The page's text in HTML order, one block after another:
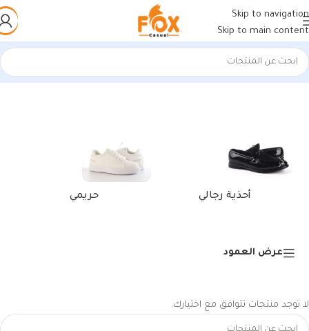
Skip to navigation
Skip to main content
الرئيسية/منتجات تحت الوسم “كوتش نيوبلانس مريح”
أحذية رجالي حريمي
عرض العمود
لا توجد منتجات تتوافق مع اختيارك.